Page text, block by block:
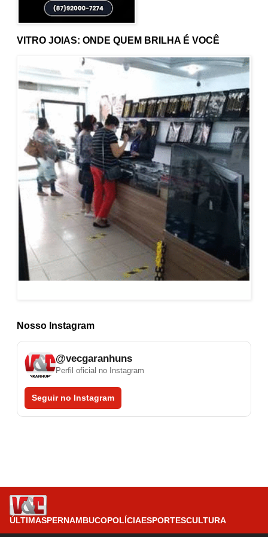
Nosso Instagram
@vecgaranhuns
Perfil oficial no Instagram
Seguir no Instagram
VITRO JOIAS: ONDE QUEM BRILHA É VOCÊ
ÚLTIMASPERNAMBUCOPOLÍCIAESPORTESCULTURA